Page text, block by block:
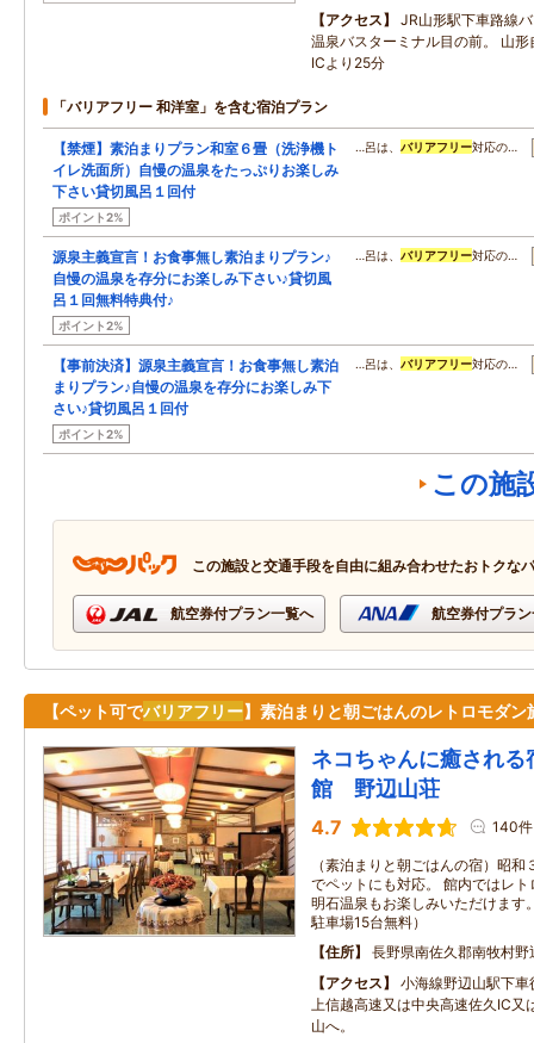
アクセス
JR山形駅下車路線
温泉バスターミナル目の前。 山
ICより25分
「バリアフリー 和洋室」を含む宿泊プラン
【禁煙】素泊まりプラン和室６畳（洗浄機ト
イレ洗面所）自慢の温泉をたっぷりお楽しみ
下さい貸切風呂１回付
ポイント2%
…呂は、 バリアフリー対応の…
源泉主義宣言！お食事無し素泊まりプラン♪
自慢の温泉を存分にお楽しみ下さい♪貸切風
呂１回無料特典付♪
ポイント2%
…呂は、 バリアフリー対応の…
【事前決済】源泉主義宣言！お食事無し素泊
まりプラン♪自慢の温泉を存分にお楽しみ下
さい♪貸切風呂１回付
ポイント2%
…呂は、 バリアフリー対応の…
この施
この施設と交通手段を自由に組み合わせたおトクな
航空券付プラン一覧へ 航空券付プラ
【ペット可でバリアフリー】素泊まりと朝ごはんのレトロモダン
ネコちゃんに癒され
館 野辺山荘
4.7 140件
（素泊まりと朝ごはんの宿）昭和
でペットにも対応。 館内ではレ
明石温泉もお楽しみいただけま
駐車場15台無料）
住所
長野県南佐久郡南牧村
アクセス
小海線野辺山駅下
上信越高速又は中央高速佐久IC又
山へ。